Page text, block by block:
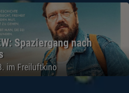
Spaziergang nach
im Freiluftkino